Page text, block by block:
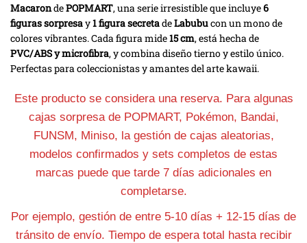
MacarondePOPMART, una serie irresistible que incluye6
figuras sorpresay1 figura secretadeLabubucon un mono de
colores vibrantes. Cada figura mide15 cm, está hecha de
PVC/ABS y microfibra, y combina diseño tierno y estilo único.
Perfectas para coleccionistas y amantes del arte kawaii.
Este producto se considera una reserva. Para algunas
cajas sorpresa de POPMART, Pokémon, Bandai,
FUNSM, Miniso, la gestión de cajas aleatorias,
modelos confirmados y sets completos de estas
marcas puede que tarde 7 días adicionales en
completarse.
Por ejemplo, gestión de entre 5-10 días + 12-15 días de
tránsito de envío. Tiempo de espera total hasta recibir